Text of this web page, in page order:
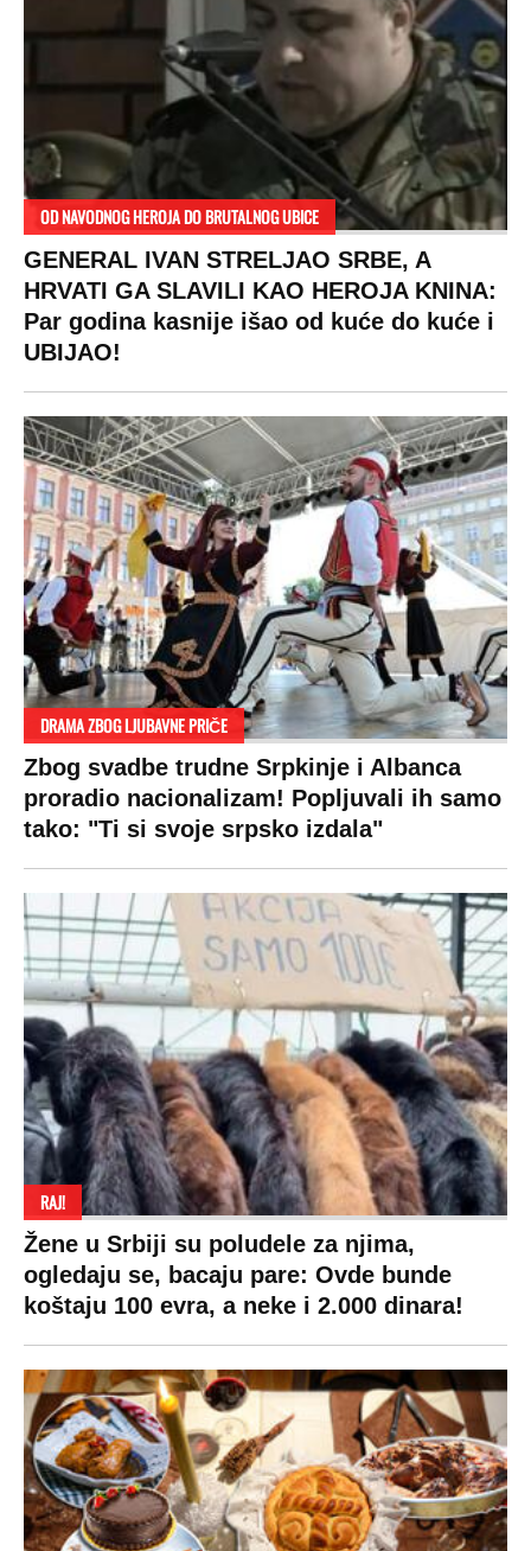
OD NAVODNOG HEROJA DO BRUTALNOG UBICE
GENERAL IVAN STRELJAO SRBE, A
HRVATI GA SLAVILI KAO HEROJA KNINA:
Par godina kasnije išao od kuće do kuće i
UBIJAO!
DRAMA ZBOG LJUBAVNE PRIČE
Zbog svadbe trudne Srpkinje i Albanca
proradio nacionalizam! Popljuvali ih samo
tako: "Ti si svoje srpsko izdala"
RAJ!
Žene u Srbiji su poludele za njima,
ogledaju se, bacaju pare: Ovde bunde
koštaju 100 evra, a neke i 2.000 dinara!